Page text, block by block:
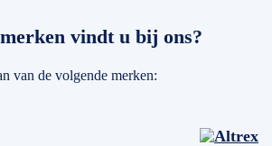
vindt u bij ons?
van de volgende merken: